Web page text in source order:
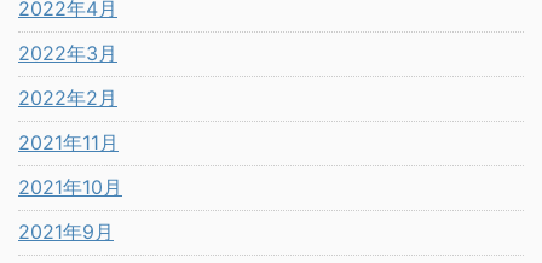
2022年4月
2022年3月
2022年2月
2021年11月
2021年10月
2021年9月